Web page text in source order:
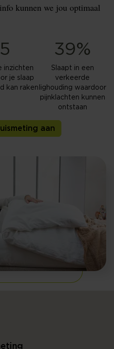
kunnen we jou optimaal
5
inzichten
je slaap
kan raken
39%
Slaapt in een
verkeerde
lighouding waardoor
pijnklachten kunnen
ontstaan
aan